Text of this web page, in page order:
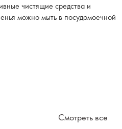
чистящие средства и
можно мыть в посудомоечной
Смотреть все